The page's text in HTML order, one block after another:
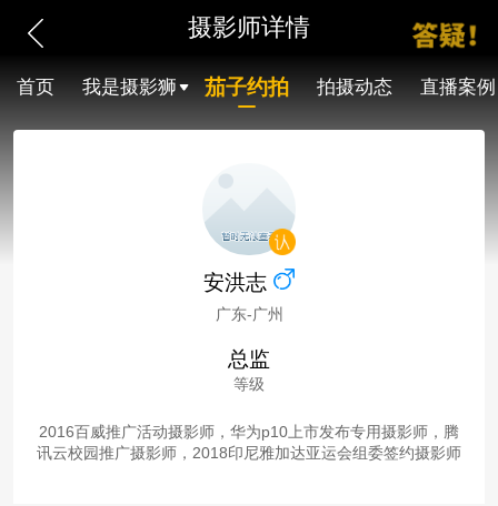
摄影师详情
首页 我是摄影狮 茄子约拍 拍摄动态 直播案例
安洪志
广东-广州
总监
等级
2016百威推广活动摄影师，华为p10上市发布专用摄影师，腾
讯云校园推广摄影师，2018印尼雅加达亚运会组委签约摄影师